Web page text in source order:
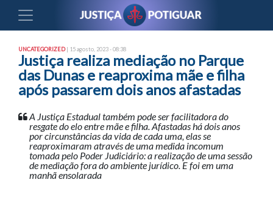
UNCATEGORIZED| 15 agosto, 2023 - 08:38
Justiça realiza mediação no Parque
das Dunas e reaproxima mãe e filha
após passarem dois anos afastadas
A Justiça Estadual também pode ser facilitadora do
resgate do elo entre mãe e filha. Afastadas há dois anos
por circunstâncias da vida de cada uma, elas se
reaproximaram através de uma medida incomum
tomada pelo Poder Judiciário: a realização de uma sessão
de mediação fora do ambiente jurídico. E foi em uma
manhã ensolarada